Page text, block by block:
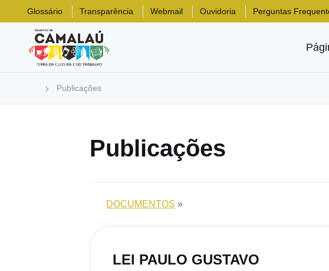
Glossário Transparência Webmail Ouvidoria Perguntas
Publicações
Publicações
DOCUMENTOS »
LEI PAULO GUSTAVO